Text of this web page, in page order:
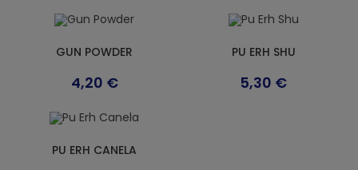
GUN POWDER
4,20 €
PU ERH SHU
5,30 €
PU ERH CANELA